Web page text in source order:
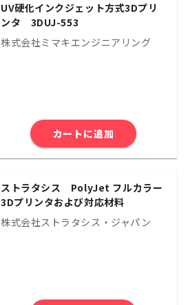
UV硬化インクジェット方式3Dプリ
ンタ 3DUJ-553
株式会社ミマキエンジニアリング
カートに追加
ストラタシス PolyJet フルカラー
3Dプリンタおよび対応材料
株式会社ストラタシス・ジャパン